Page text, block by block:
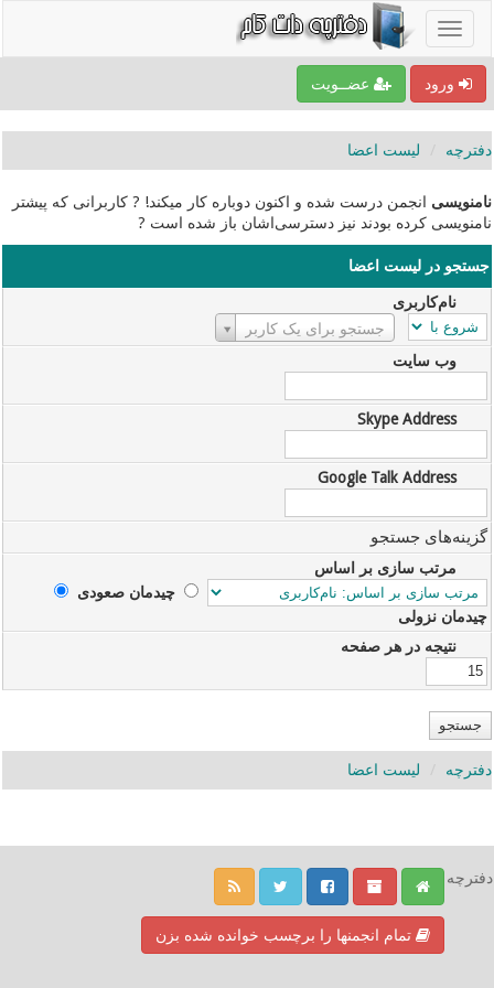
ورود عضــویت
دفترچه لیست اعضا
نامنویسی انجمن درست شده و اکنون دوباره کار میکند! ? کاربرانی که پیشتر
نامنویسی کرده بودند نیز دسترسی‌اشان باز شده است ?
جستجو در لیست اعضا
نام‌کاربری
جستجو برای یک کاربر
وب سایت
Skype Address
Google Talk Address
گزینه‌های جستجو
مرتب سازی بر اساس
چیدمان صعودی‌
چیدمان نزولی
نتیجه در هر صفحه
دفترچه لیست اعضا
دفترچه
تمام انجمنها را برچسب خوانده شده بزن